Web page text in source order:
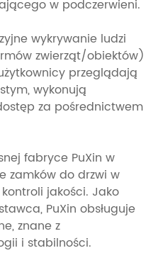
w podczerwieni.
wykrywanie ludzi
zwierząt/obiektów)
przeglądają
wykonują
za pośrednictwem
fabryce PuXin w
zamków do drzwi w
jakości. Jako
PuXin obsługuje
znane z
i stabilności.